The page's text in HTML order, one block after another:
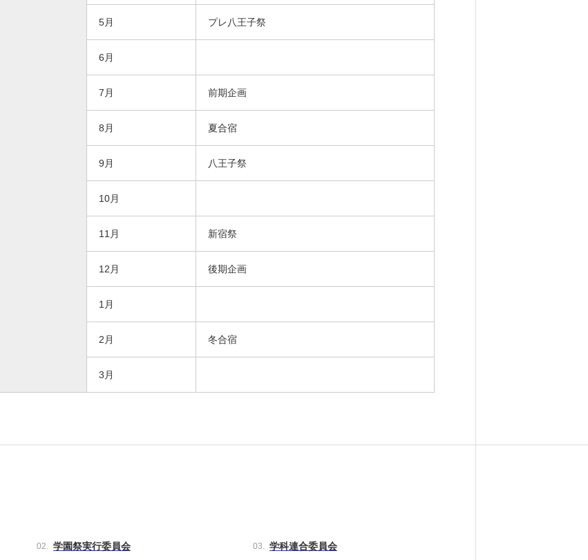
5月 プレ八王子祭
6月
7月 前期企画
8月 夏合宿
9月 八王子祭
10月
11月 新宿祭
12月 後期企画
1月
2月 冬合宿
3月
学園祭実行委員会
学科連合委員会